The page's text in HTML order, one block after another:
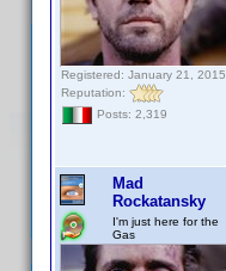
Registered: January 21, 2015
Reputation:
Posts: 2,319
Mad
Rockatansky
I'm just here for the
Gas